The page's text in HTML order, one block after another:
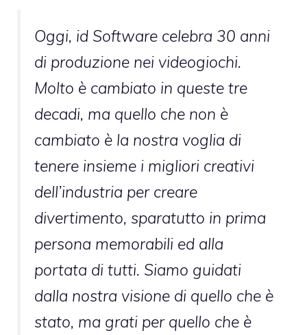
Oggi, id Software celebra 30 anni
di produzione nei videogiochi.
Molto è cambiato in queste tre
decadi, ma quello che non è
cambiato è la nostra voglia di
tenere insieme i migliori creativi
dell’industria per creare
divertimento, sparatutto in prima
persona memorabili ed alla
portata di tutti. Siamo guidati
dalla nostra visione di quello che è
stato, ma grati per quello che è